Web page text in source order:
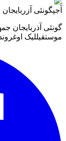
آجپگونئی
گونئی آذربایجان
موستقیللیک